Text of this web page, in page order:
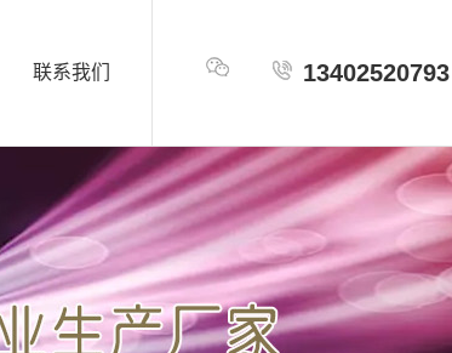
联系我们 13402520793